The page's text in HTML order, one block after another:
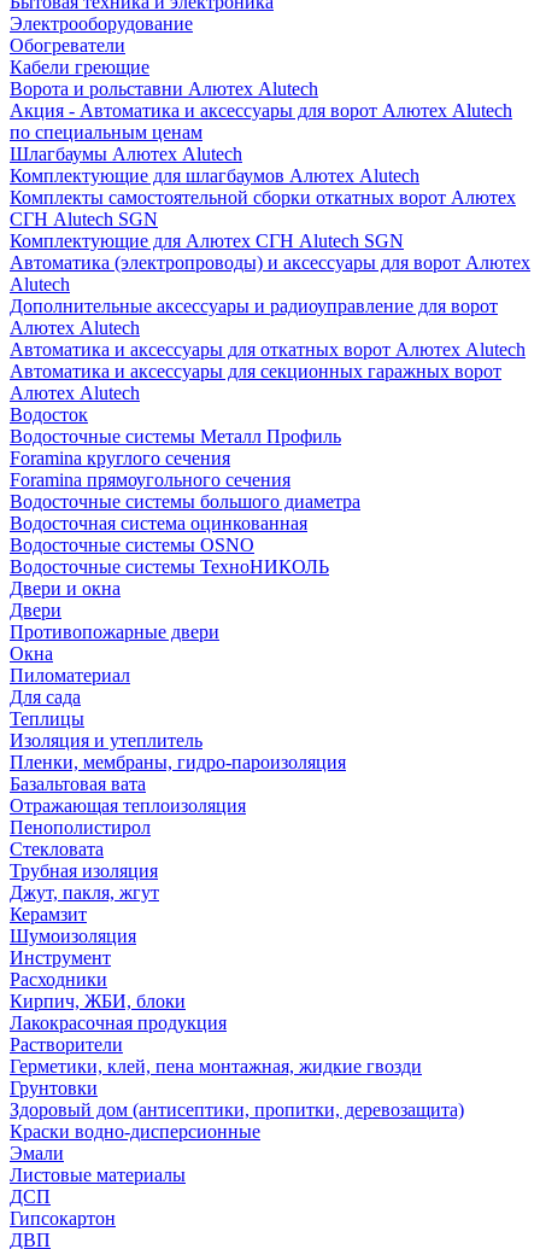
Электрооборудование
Обогреватели
Кабели греющие
Ворота и рольставни Алютех Alutech
Акция - Автоматика и аксессуары для ворот Алютех Alutech
по специальным ценам
Шлагбаумы Алютех Alutech
Комплектующие для шлагбаумов Алютех Alutech
Комплекты самостоятельной сборки откатных ворот Алютех
СГН Alutech SGN
Комплектующие для Алютех СГН Alutech SGN
Автоматика (электропроводы) и аксессуары для ворот Алютех
Alutech
Дополнительные аксессуары и радиоуправление для ворот
Алютех Alutech
Автоматика и аксессуары для откатных ворот Алютех Alutech
Автоматика и аксессуары для секционных гаражных ворот
Алютех Alutech
Водосток
Водосточные системы Металл Профиль
Foramina круглого сечения
Foramina прямоугольного сечения
Водосточные системы большого диаметра
Водосточная система оцинкованная
Водосточные системы OSNO
Водосточные системы ТехноНИКОЛЬ
Двери и окна
Двери
Противопожарные двери
Окна
Пиломатериал
Для сада
Теплицы
Изоляция и утеплитель
Пленки, мембраны, гидро-пароизоляция
Базальтовая вата
Отражающая теплоизоляция
Пенополистирол
Стекловата
Трубная изоляция
Джут, пакля, жгут
Керамзит
Шумоизоляция
Инструмент
Расходники
Кирпич, ЖБИ, блоки
Лакокрасочная продукция
Растворители
Герметики, клей, пена монтажная, жидкие гвозди
Грунтовки
Здоровый дом (антисептики, пропитки, деревозащита)
Краски водно-дисперсионные
Эмали
Листовые материалы
ДСП
Гипсокартон
ДВП